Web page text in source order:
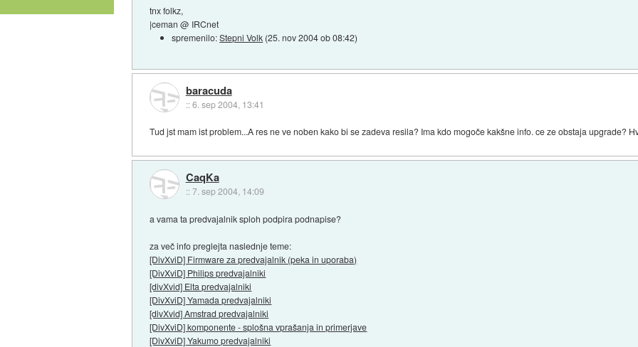
tnx folkz,
|ceman @ IRCnet
spremenilo:Stepni Volk (25. nov 2004 ob 08:42)
baracuda
::6. sep 2004, 13:41
Tud jst mam ist problem...A res ne ve noben kako bi se zadeva resila? Ima kdo mogoče kakšne info. ce ze obstaja upgrade?
CaqKa
::7. sep 2004, 14:09
a vama ta predvajalnik sploh podpira podnapise?
za več info preglejta naslednje teme:
[DivXviD] Firmware za predvajalnik (peka in uporaba)
[DivXviD] Philips predvajalniki
[divXvid] Elta predvajalniki
[DivXviD] Yamada predvajalniki
[divXvid] Amstrad predvajalniki
[DivXviD] komponente - splošna vprašanja in primerjave
[DivXviD] Yakumo predvajalniki